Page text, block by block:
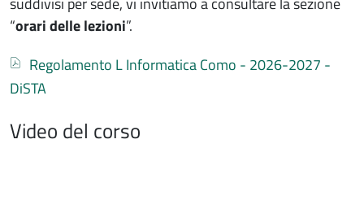
“orari delle lezioni”.
Documento
Regolamento L Informatica Como - 2026-2027 -
DiSTA
Video del corso